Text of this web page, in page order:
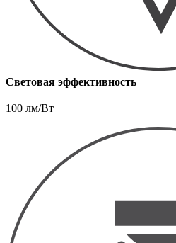
Световая эффективность
100 лм/Вт